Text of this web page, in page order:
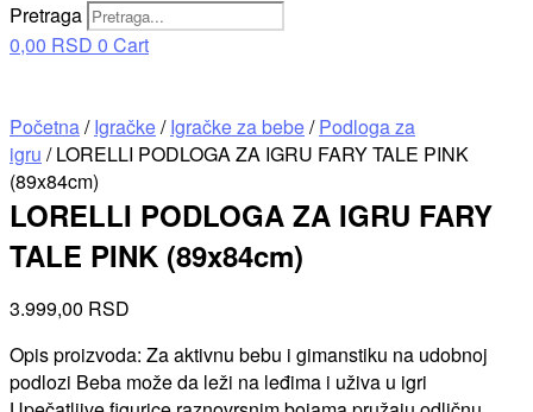
Pretraga
0,00 RSD 0 Cart
Početna/Igračke/Igračke za bebe/Podloga za
igru / LORELLI PODLOGA ZA IGRU FARY TALE PINK
(89x84cm)
LORELLI PODLOGA ZA IGRU FARY
TALE PINK (89x84cm)
3.999,00 RSD
Opis proizvoda: Za aktivnu bebu i gimanstiku na udobnoj
podlozi Beba može da leži na leđima i uživa u igri